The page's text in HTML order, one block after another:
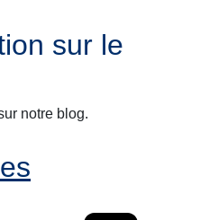
sur le
notre blog.